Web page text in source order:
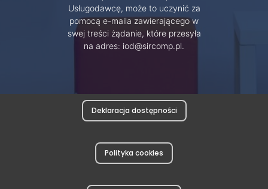
Usługodawcę, może to uczynić za
pomocą e-maila zawierającego w
swej treści żądanie, które przesyła
na adres: iod@sircomp.pl.
Deklaracja dostępności
Polityka cookies